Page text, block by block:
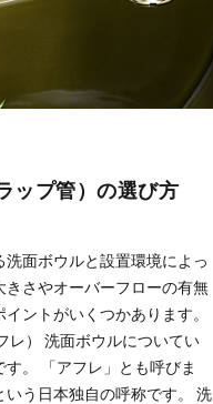
ップ管）の選び方
面ボウルと設置環境によっ
さやオーバーフローの有無
ントがいくつかあります。
レ） 洗面ボウルについてい
。 「アフレ」とも呼びま
う日本独自の呼称です。 洗